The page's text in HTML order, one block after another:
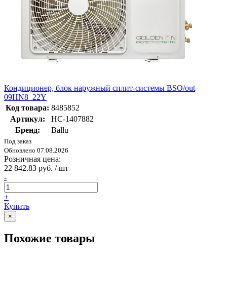
Кондиционер, блок наружный сплит-системы BSO/out
09HN8_22Y
Код товара: 8485852
Артикул:
НС-1407882
Бренд:
Ballu
Под заказ
Обновлено 07.08.2026
Розничная цена:
22 842.83 руб. / шт
-
+
Купить
×
Похожие товары